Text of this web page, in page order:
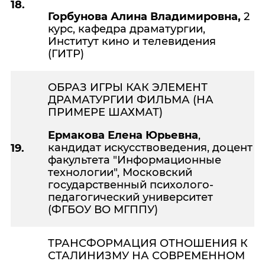
18.
Горбунова Алина Владимировна, 2
курс, кафедра драматургии,
Институт кино и телевидения
(ГИТР)
19.
ОБРАЗ ИГРЫ КАК ЭЛЕМЕНТ
ДРАМАТУРГИИ ФИЛЬМА (НА
ПРИМЕРЕ ШАХМАТ)
Ермакова Елена Юрьевна,
кандидат искусствоведения, доцент
факультета "Информационные
технологии", Московский
государственный психолого-
педагогический университет
(ФГБОУ ВО МГППУ)
ТРАНСФОРМАЦИЯ ОТНОШЕНИЯ К
СТАЛИНИЗМУ НА СОВРЕМЕННОМ